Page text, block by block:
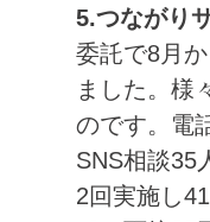
5.つながり
委託で8月
ました。様
のです。電
SNS相談35
2回実施し